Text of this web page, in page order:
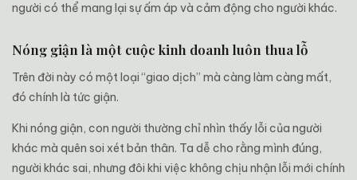
người có thể mang lại sự ấm áp và cảm động cho người khác.
Nóng giận là một cuộc kinh doanh luôn thua lỗ
Trên đời này có một loại “giao dịch” mà càng làm càng mất,
đó chính là tức giận.
Khi nóng giận, con người thường chỉ nhìn thấy lỗi của người
khác mà quên soi xét bản thân. Ta dễ cho rằng mình đúng,
người khác sai, nhưng đôi khi việc không chịu nhận lỗi mới chính